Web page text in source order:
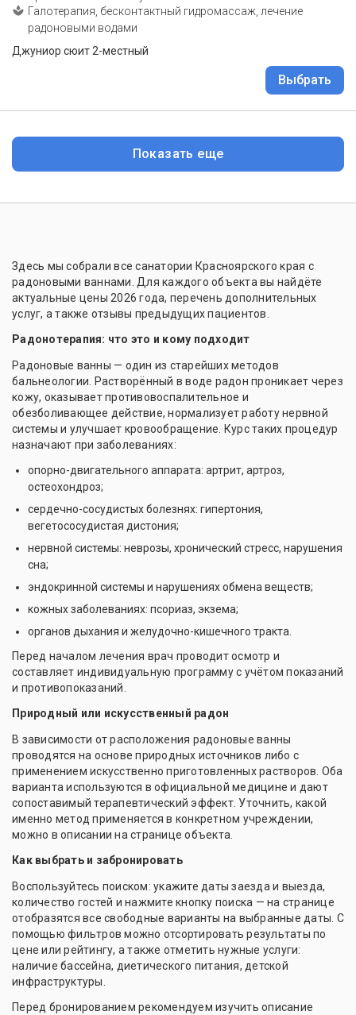
Галотерапия, бесконтактный гидромассаж, лечение
радоновыми водами
Джуниор сюит 2-местный
Выбрать
Показать еще
Здесь мы собрали все санатории Красноярского края с
радоновыми ваннами. Для каждого объекта вы найдёте
актуальные цены 2026 года, перечень дополнительных
услуг, а также отзывы предыдущих пациентов.
Радонотерапия: что это и кому подходит
Радоновые ванны — один из старейших методов
бальнеологии. Растворённый в воде радон проникает через
кожу, оказывает противовоспалительное и
обезболивающее действие, нормализует работу нервной
системы и улучшает кровообращение. Курс таких процедур
назначают при заболеваниях:
опорно-двигательного аппарата: артрит, артроз,
остеохондроз;
сердечно-сосудистых болезнях: гипертония,
вегетососудистая дистония;
нервной системы: неврозы, хронический стресс, нарушения
сна;
эндокринной системы и нарушениях обмена веществ;
кожных заболеваниях: псориаз, экзема;
органов дыхания и желудочно-кишечного тракта.
Перед началом лечения врач проводит осмотр и
составляет индивидуальную программу с учётом показаний
и противопоказаний.
Природный или искусственный радон
В зависимости от расположения радоновые ванны
проводятся на основе природных источников либо с
применением искусственно приготовленных растворов. Оба
варианта используются в официальной медицине и дают
сопоставимый терапевтический эффект. Уточнить, какой
именно метод применяется в конкретном учреждении,
можно в описании на странице объекта.
Как выбрать и забронировать
Воспользуйтесь поиском: укажите даты заезда и выезда,
количество гостей и нажмите кнопку поиска — на странице
отобразятся все свободные варианты на выбранные даты. С
помощью фильтров можно отсортировать результаты по
цене или рейтингу, а также отметить нужные услуги:
наличие бассейна, диетического питания, детской
инфраструктуры.
Перед бронированием рекомендуем изучить описание